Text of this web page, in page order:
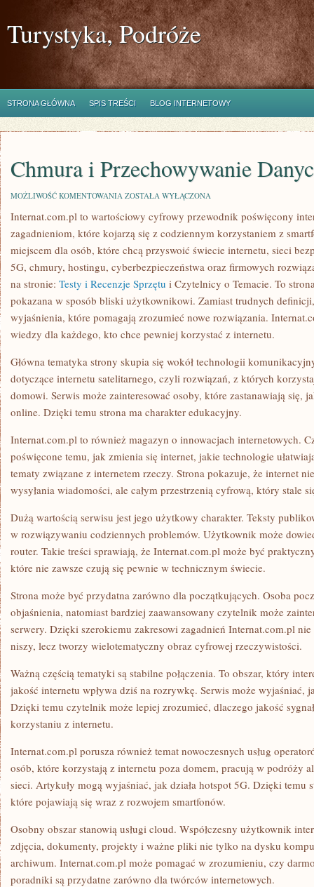
Turystyka, Podróże
STRONA GŁÓWNA SPIS TREŚCI BLOG INTERNETOWY
Chmura i Przechowywanie
MOŻLIWOŚĆ KOMENTOWANIA CHMURA
PRZECHOWYWANIE
DANYCH
ZOSTAŁA WYŁĄCZONA
Internat.com.pl to wartościowy cyfrowy przewodnik poświęcony
zagadnieniom, które kojarzą się z codziennym korzystaniem z
miejscem dla osób, które chcą przyswoić świecie internetu, sieci
5G, chmury, hostingu, cyberbezpieczeństwa oraz firmowych
na stronie: Testy i Recenzje Sprzętu i Czytelnicy o Temacie. To
pokazana w sposób bliski użytkownikowi. Zamiast trudnych
wyjaśnienia, które pomagają zrozumieć nowe rozwiązania.
wiedzy dla każdego, kto chce pewniej korzystać z internetu.
Główna tematyka strony skupia się wokół technologii
dotyczące internetu satelitarnego, czyli rozwiązań, z których
domowi. Serwis może zainteresować osoby, które zastanawiają się,
online. Dzięki temu strona ma charakter edukacyjny.
Internat.com.pl to również magazyn o innowacjach internetowych.
poświęcone temu, jak zmienia się internet, jakie technologie
tematy związane z internetem rzeczy. Strona pokazuje, że internet
wysyłania wiadomości, ale całym przestrzenią cyfrową, który stale
Dużą wartością serwisu jest jego użytkowy charakter. Teksty
w rozwiązywaniu codziennych problemów. Użytkownik może
router. Takie treści sprawiają, że Internat.com.pl może być
które nie zawsze czują się pewnie w technicznym świecie.
Strona może być przydatna zarówno dla początkujących. Osoba
objaśnienia, natomiast bardziej zaawansowany czytelnik może
serwery. Dzięki szerokiemu zakresowi zagadnień Internat.com.pl
niszy, lecz tworzy wielotematyczny obraz cyfrowej rzeczywistości.
Ważną częścią tematyki są stabilne połączenia. To obszar, który
jakość internetu wpływa dziś na rozrywkę. Serwis może wyjaśniać,
Dzięki temu czytelnik może lepiej zrozumieć, dlaczego jakość
korzystaniu z internetu.
Internat.com.pl porusza również temat nowoczesnych usług
osób, które korzystają z internetu poza domem, pracują w podróży
sieci. Artykuły mogą wyjaśniać, jak działa hotspot 5G. Dzięki temu
które pojawiają się wraz z rozwojem smartfonów.
Osobny obszar stanowią usługi cloud. Współczesny użytkownik
zdjęcia, dokumenty, projekty i ważne pliki nie tylko na dysku
archiwum. Internat.com.pl może pomagać w zrozumieniu, czy
poradniki są przydatne zarówno dla twórców internetowych.